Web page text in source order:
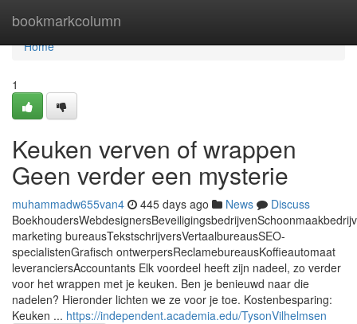
bookmarkcolumn
Home
Home
1
Keuken verven of wrappen
Geen verder een mysterie
muhammadw655van4 445 days ago News
Discuss
marketing bureausTekstschrijversVertaalbureausSEO-
specialistenGrafisch ontwerpersReclamebureausKoffieautomaat
leveranciersAccountants Elk voordeel heeft zijn nadeel, zo verder
voor het wrappen met je keuken. Ben je benieuwd naar die
nadelen? Hieronder lichten we ze voor je toe. Kostenbesparing:
Keuken ... https://independent.academia.edu/TysonVilhelmsen